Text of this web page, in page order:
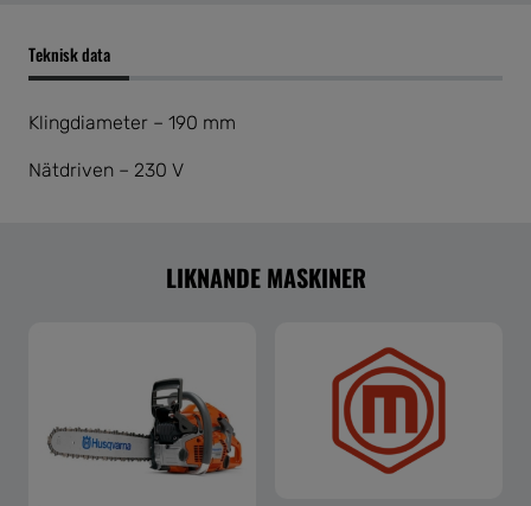
Teknisk data
Klingdiameter – 190 mm
Nätdriven – 230 V
LIKNANDE MASKINER